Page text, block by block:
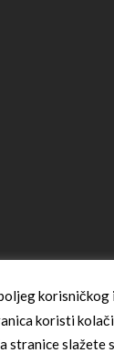
korisničkog
koristi
stranice slažete